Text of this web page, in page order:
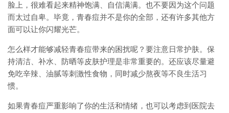
脸上，很难看起来精神饱满、自信满满。也不要因为这个问题
而太过自卑。毕竟，青春痘并不是你的全部，还有许多其他方
面可以让你闪耀光芒。
怎么样才能够减轻青春痘带来的困扰呢？要注意日常护肤。保
持清洁、补水、防晒等皮肤护理是非常重要的。还应该尽量避
免吃辛辣、油腻等刺激性食物，同时减少熬夜等不良生活习
惯。
如果青春痘严重影响了你的生活和情绪，也可以考虑到医院去